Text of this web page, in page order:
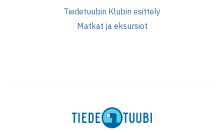
Tiedetuubin Klubin esittely
Matkat ja eksursiot